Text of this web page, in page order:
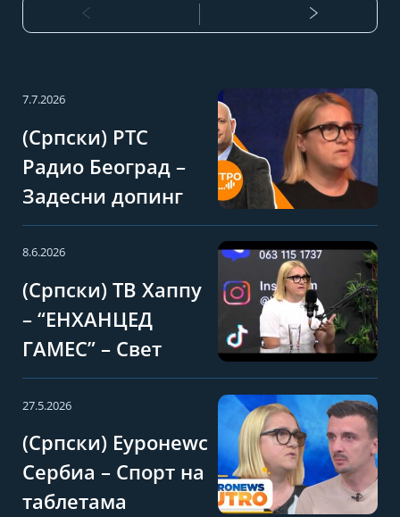
7.7.2026
(Српски) РТС
Радио Београд –
Задесни допинг
8.6.2026
(Српски) ТВ Хаппy
– “ЕНХАНЦЕД
ГАМЕС” – Свет
какав познајемо
више не постоји –
Такмичење
допингованих
спортиста!
27.5.2026
(Српски) Еуронеwс
Сербиа – Спорт на
таблетама